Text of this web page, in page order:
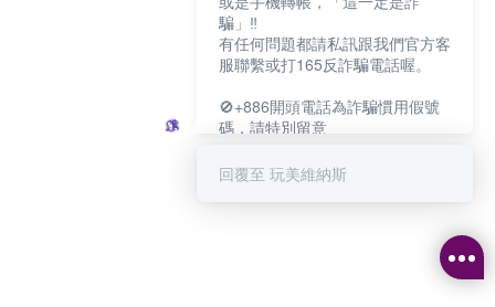
騙」‼️
有任何問題都請私訊跟我們官方客
服聯繫或打165反詐騙電話喔。
🚫+886開頭電話為詐騙慣用假號
碼，請特別留意
如何聯繫玩美維納斯客服?
可點擊下方對話框 "回覆 玩美維納
回覆至 玩美維納斯